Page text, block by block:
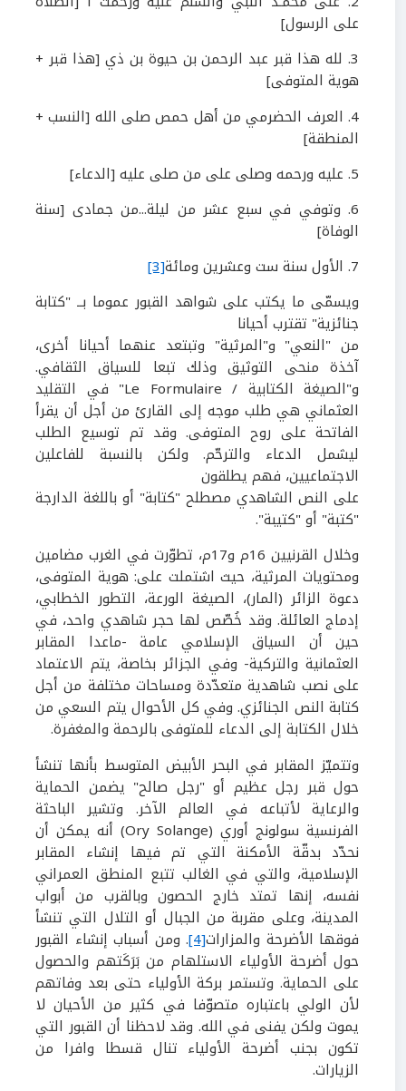
على الرسول]
3
. لله هذا قبر عبد الرحمن بن حيوة بن ذي[هذا قبر +
هوية المتوفى]
4. العرف الحضرمي من أهل حمص صلى الله[النسب +
المنطقة]
5. عليه ورحمه وصلى على من صلى عليه[الدعاء]
6. وتوفي في سبع عشر من ليلة...من جمادى[سنة
الوفاة]
7. الأول سنة ست وعشرين ومائة[3]
ويسمّى ما يكتب على شواهد القبور عموما بــ "كتابة
جنائزية" تقترب أحيانا
من "النعي" و"المرثية" وتبتعد عنهما أحيانا أخرى،
آخذة منحى التوثيق وذلك تبعا للسياق الثقافي.
و"الصيغة الكتابية /
Le Formulaire" في التقليد
العثماني هي طلب موجه إلى القارئ من أجل أن يقرأ
الفاتحة على روح المتوفى. وقد تم توسيع الطلب
ليشمل الدعاء والترحّم. ولكن بالنسبة للفاعلين
الاجتماعيين، فهم يطلقون
على النص الشاهدي مصطلح "كتابة" أو باللغة الدارجة
"كتبة" أو "كتيبة".
وخلال القرنيين 16م و17م، تطوّرت في الغرب مضامين
ومحتويات المرثية، حيث اشتملت على: هوية المتوفى،
دعوة الزائر (المار)، الصيغة الورعة، التطور الخطابي،
إدماج العائلة. وقد خُصّص لها حجر شاهدي واحد، في
حين أن السياق الإسلامي عامة -ماعدا المقابر
العثمانية والتركية- وفي الجزائر بخاصة، يتم الاعتماد
على نصب شاهدية متعدّدة ومساحات مختلفة من أجل
كتابة النص الجنائزي. وفي كل الأحوال يتم السعي من
خلال الكتابة إلى الدعاء للمتوفى بالرحمة والمغفرة.
وتتميّز المقابر في البحر الأبيض المتوسط بأنها تنشأ
حول قبر رجل عظيم أو "رجل صالح" يضمن الحماية
والرعاية لأتباعه في العالم الآخر. وتشير الباحثة
الفرنسية سولونج أوري (
Ory Solange
)أنه يمكن أن
نحدّد بدقّة الأمكنة التي تم فيها إنشاء المقابر
الإسلامية، والتي في الغالب تتبع المنطق العمراني
نفسه، إنها تمتد خارج الحصون وبالقرب من أبواب
المدينة، وعلى مقربة من الجبال أو التلال التي تنشأ
فوقها الأضرحة والمزارات[4]. ومن أسباب إنشاء القبور
حول أضرحة الأولياء الاستلهام من بَرَكَتهم والحصول
على الحماية. وتستمر بركة الأولياء حتى بعد وفاتهم
لأن الولي باعتباره متصوّفا في كثير من الأحيان لا
يموت ولكن يفنى في الله. وقد لاحظنا أن القبور التي
تكون بجنب أضرحة الأولياء تنال قسطا وافرا من
الزيارات.